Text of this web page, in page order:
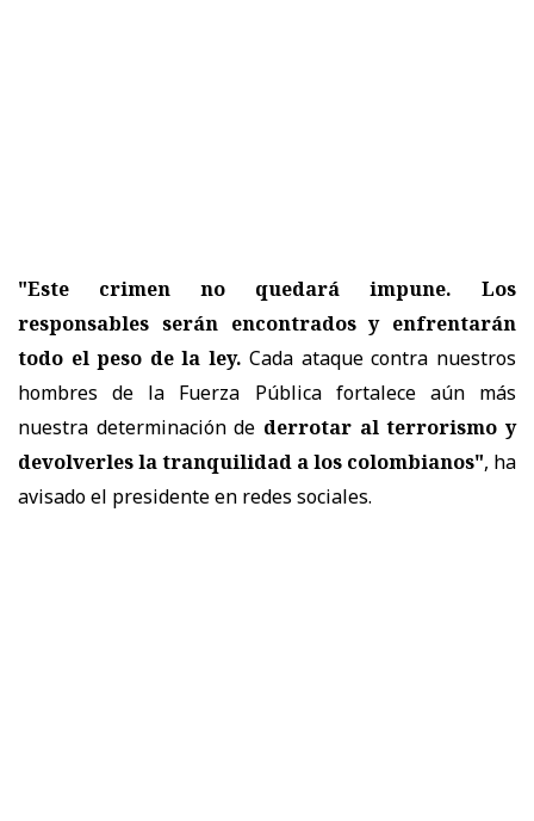
"Este crimen no quedará impune. Los
responsables serán encontrados y enfrentarán
todo el peso de la ley. Cada ataque contra nuestros
hombres de la Fuerza Pública fortalece aún más
nuestra determinación de derrotar al terrorismo y
devolverles la tranquilidad a los colombianos", ha
avisado el presidente en redes sociales.